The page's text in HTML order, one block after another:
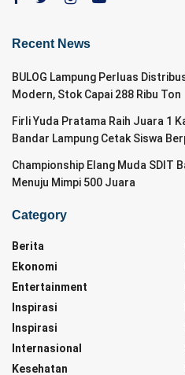
Recent News
BULOG Lampung Perluas
Modern, Stok Capai 288 Ribu Ton
Firli Yuda Pratama Raih Juara 1
Bandar Lampung Cetak Siswa
Championship Elang Muda SDIT
Menuju Mimpi 500 Juara
Category
Berita
Ekonomi
Entertainment
Inspirasi
Inspirasi
Internasional
Kesehatan